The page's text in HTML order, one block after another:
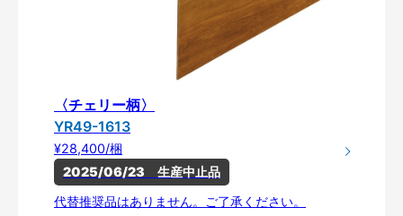
〈チェリー柄〉
YR49-1613
¥28,400/梱
2025/06/23　生産中止品
代替推奨品はありません。ご了承ください。